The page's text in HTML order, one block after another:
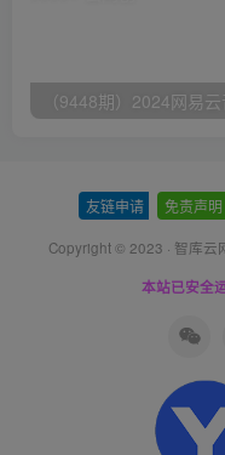
友链申请 免责声明
Copyright © 2023 · 智库云
本站已安全